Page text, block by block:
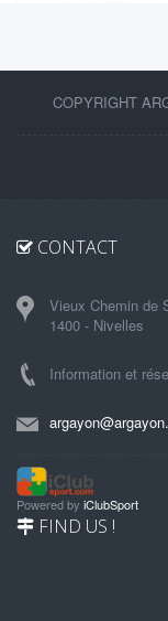
COPYRIGHT
CONTACT
Vieux Chemin de
1400 - Nivelles
Information et
Powered by iClubSport
FIND US !